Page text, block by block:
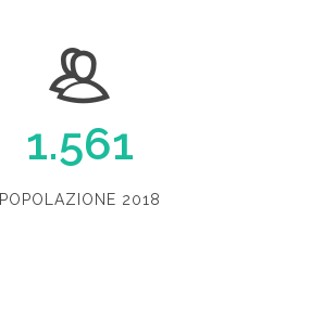
1.561
POPOLAZIONE 2018